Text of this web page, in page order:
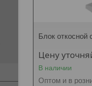
Блок откосной
Цену
В наличии
Оптом и в